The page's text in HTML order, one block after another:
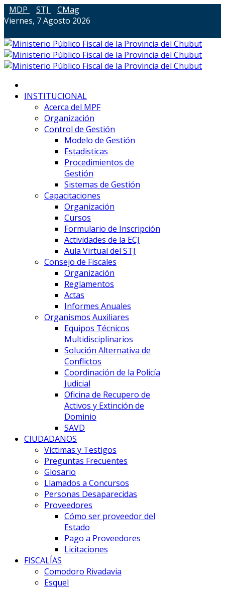
MDP STJ
CMag
Viernes, 7 Agosto 2026
INSTITUCIONAL
Acerca del MPF
Organización
Control de Gestión
Modelo de Gestión
Estadisticas
Procedimientos de
Gestión
Sistemas de Gestión
Capacitaciones
Organización
Cursos
Formulario de Inscripción
Actividades de la ECJ
Aula Virtual del STJ
Consejo de Fiscales
Organización
Reglamentos
Actas
Informes Anuales
Organismos Auxiliares
Equipos Técnicos
Multidisciplinarios
Solución Alternativa de
Conflictos
Coordinación de la Policía
Judicial
Oficina de Recupero de
Activos y Extinción de
Dominio
SAVD
CIUDADANOS
Victimas y Testigos
Preguntas Frecuentes
Glosario
Llamados a Concursos
Personas Desaparecidas
Proveedores
Cómo ser proveedor del
Estado
Pago a Proveedores
Licitaciones
FISCALÍAS
Comodoro Rivadavia
Esquel